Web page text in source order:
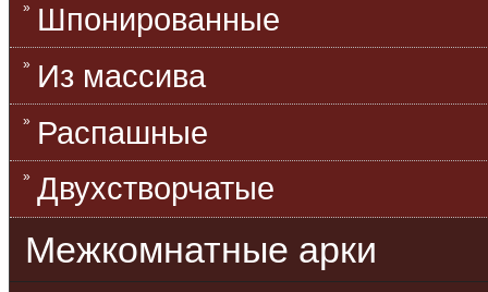
Шпонированные
Из массива
Распашные
Двухстворчатые
Межкомнатные арки